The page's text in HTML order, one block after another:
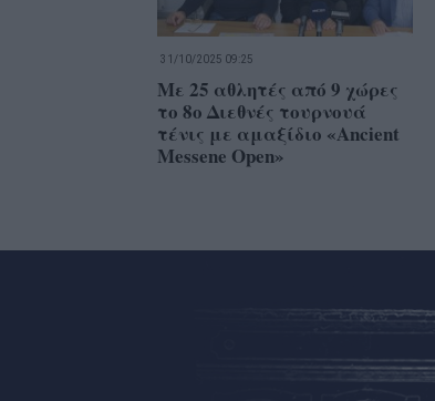
31/10/2025 09:25
Με 25 αθλητές από 9 χώρες
το 8ο Διεθνές τουρνουά
τένις με αμαξίδιο «Ancient
Messene Open»